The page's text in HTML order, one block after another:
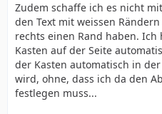
Zudem schaffe ich es nicht
den Text mit weissen
rechts einen Rand haben.
Kasten auf der Seite
der Kasten automatisch in
wird, ohne, dass ich da den
festlegen muss...